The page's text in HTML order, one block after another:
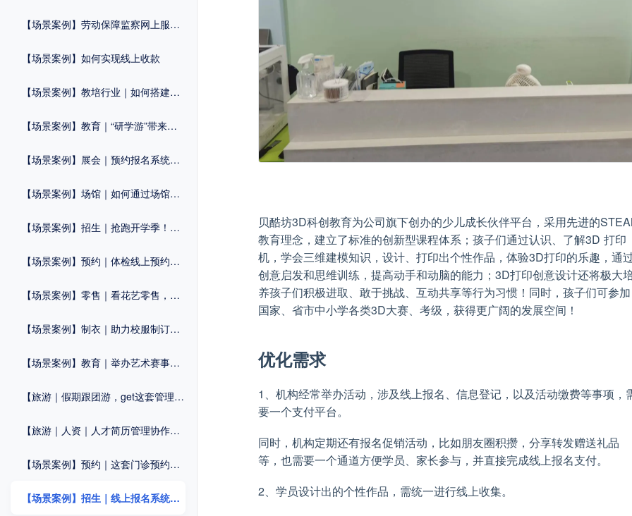
【场景案例】劳动保障监察网上服务平台
【场景案例】如何实现线上收款
【场景案例】教培行业｜如何搭建自己的活动报名系统？
【场景案例】教育｜“研学游”带来报名热！简化流程，招生工作一步到位
【场景案例】展会｜预约报名系统，优化展会流程，拒绝“忙乱杂”
【场景案例】场馆｜如何通过场馆预约系统提升运营效率？
【场景案例】招生｜抢跑开学季！这套「招生系统」提前收藏
【场景案例】预约｜体检线上预约系统怎么做？
【场景案例】零售｜看花艺零售，如何打造自己的线上商城？
【场景案例】制衣｜助力校服制订流程化，提高管理效率！
【场景案例】教育｜举办艺术赛事，这套活动解决方案建议知道！
【旅游｜假期跟团游，get这套管理系统，提升效率不止一点！
【旅游｜人资｜人才简历管理协作工具，让招聘更轻松！
【场景案例】预约｜这套门诊预约系统，助力“医”路畅通
【场景案例】招生｜线上报名系统，让复杂工作变简单
贝酷坊3D科创教育为公司旗下创办的少儿成长伙伴平台，采用先进的
教育理念，建立了标准的创新型课程体系；孩子们通过认识、了解3D 打印
机，学会三维建模知识，设计、打印出个性作品，体验3D打印的乐趣，通
创意启发和思维训练，提高动手和动脑的能力；3D打印创意设计还将极大
养孩子们积极进取、敢于挑战、互动共享等行为习惯！同时，孩子们可参加
国家、省市中小学各类3D大赛、考级，获得更广阔的发展空间！
优化需求
1、机构经常举办活动，涉及线上报名、信息登记，以及活动缴费等事项，
要一个支付平台。
同时，机构定期还有报名促销活动，比如朋友圈积攒，分享转发赠送礼品
等，也需要一个通道方便学员、家长参与，并直接完成线上报名支付。
2、学员设计出的个性作品，需统一进行线上收集。